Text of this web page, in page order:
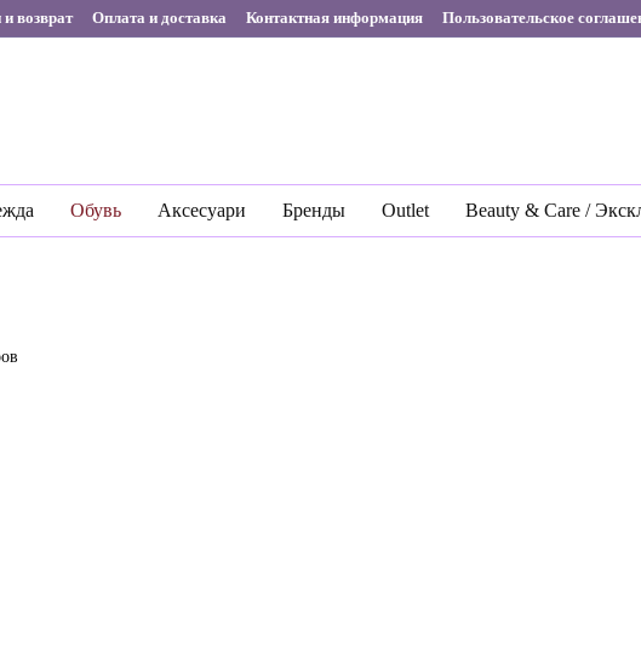
возврат Оплата и доставка Контактная информация Пользовательское
Обувь Аксесуари Бренды Outlet Beauty & Care /